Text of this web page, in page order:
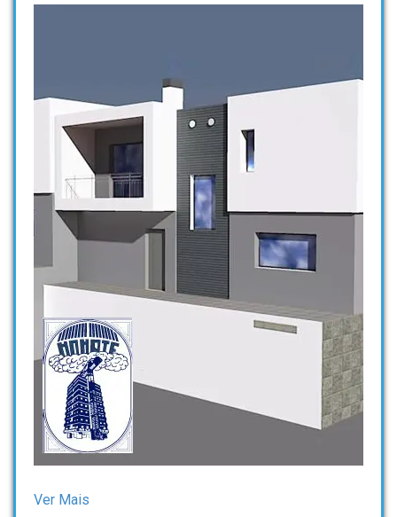
Ver Mais